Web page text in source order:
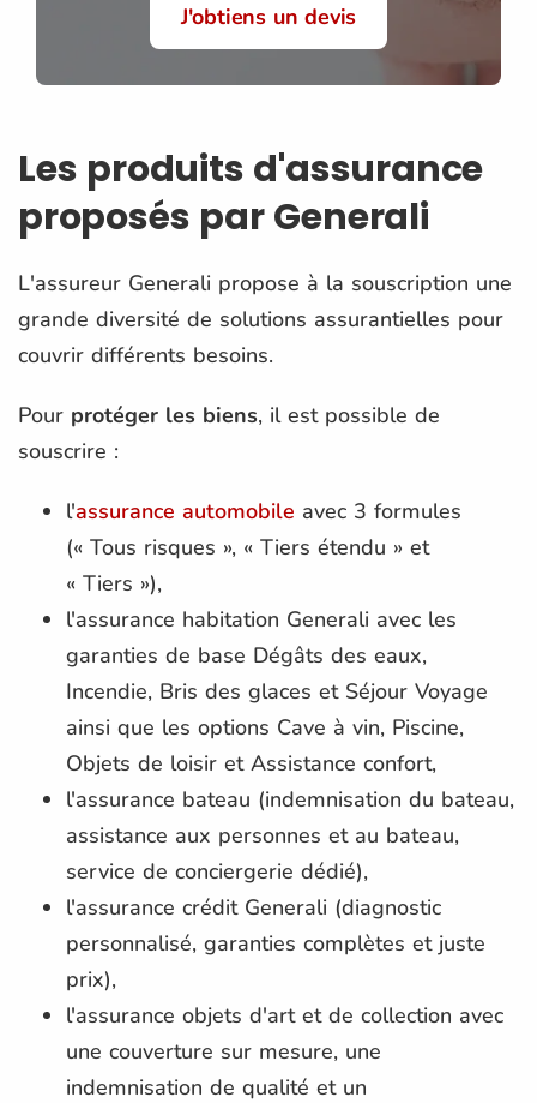
J'obtiens un devis
Les produits d'assurance
proposés par Generali
L'assureur Generali propose à la souscription une
grande diversité de solutions assurantielles pour
couvrir différents besoins.
Pour protéger les biens, il est possible de
souscrire :
l'assurance automobile avec 3 formules
(« Tous risques », « Tiers étendu » et
« Tiers »),
l'assurance habitation Generali avec les
garanties de base Dégâts des eaux,
Incendie, Bris des glaces et Séjour Voyage
ainsi que les options Cave à vin, Piscine,
Objets de loisir et Assistance confort,
l'assurance bateau (indemnisation du bateau,
assistance aux personnes et au bateau,
service de conciergerie dédié),
l'assurance crédit Generali (diagnostic
personnalisé, garanties complètes et juste
prix),
l'assurance objets d'art et de collection avec
une couverture sur mesure, une
indemnisation de qualité et un